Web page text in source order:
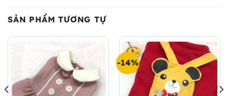
SẢN PHẨM TƯƠNG TỰ
-14%